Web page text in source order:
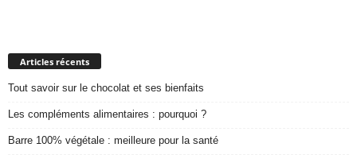
Articles récents
Tout savoir sur le chocolat et ses bienfaits
Les compléments alimentaires : pourquoi ?
Barre 100% végétale : meilleure pour la santé